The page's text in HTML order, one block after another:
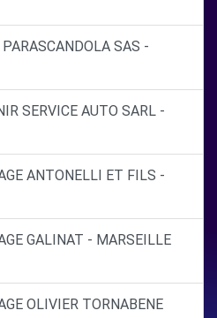
SAS -
SERVICE AUTO SARL -
ANTONELLI ET FILS -
GALINAT - MARSEILLE
OLIVIER TORNABENE